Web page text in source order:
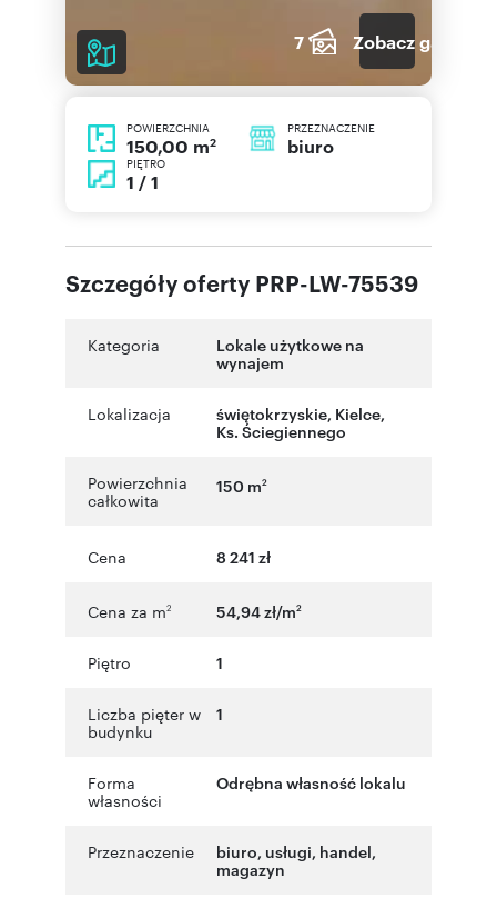
7 Zobacz galerię
POWIERZCHNIA
150,00 m2
PRZEZNACZENIE
biuro
PIĘTRO
1 / 1
Szczegóły oferty PRP-LW-75539
Kategoria
Lokale użytkowe na
wynajem
Lokalizacja świętokrzyskie, Kielce,
Ks. Ściegiennego
Powierzchnia
całkowita
150 m2
Cena 8 241 zł
Cena za m2 54,94 zł/m2
Piętro 1
Liczba pięter w
budynku
1
Forma
własności
Odrębna własność lokalu
Przeznaczenie biuro, usługi, handel,
magazyn